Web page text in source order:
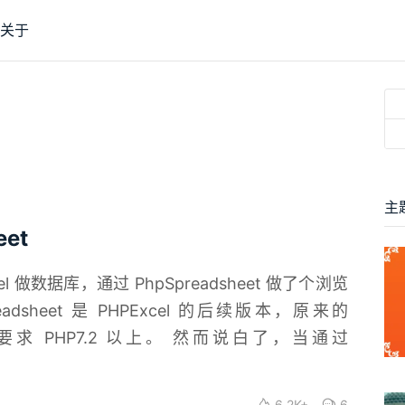
关于
做数据库，通过 PhpSpreadsheet 做了个浏览
是 PHPExcel 的后续版本，原来的
求 PHP7.2 以上。 然而说白了，当通过
主